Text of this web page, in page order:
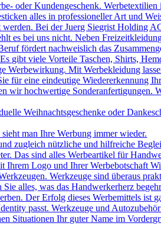
oder Kundengeschenk.
alles in professioneller Art und
Bei der Juerg Siegrist Holding
es bei uns nicht. Neben
fördert nachweislich das
gibt viele Vorteile Taschen, Shirts,
Werbewirkung. Mit Werbekleidung
für eine eindeutige
wir hochwertige Sonderanfertigungen.
Weihnachtsgeschenke oder
man Ihre Werbung immer wieder.
zugleich nützliche und hilfreiche
Das sind alles Werbeartikel für
Logo und Ihrer Werbebotschaft
Werkzeuge sind überaus
alles, was das Handwerkerherz
Der Erfolg dieses Werbemittels ist
passt. Werkzeuge und
Situationen Ihr guter Name im